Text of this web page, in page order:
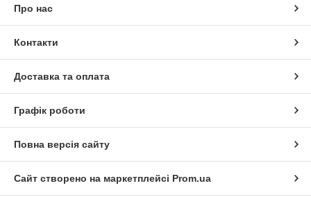
Про нас
Контакти
Доставка та оплата
Графік роботи
Повна версія сайту
Сайт створено на маркетплейсі Prom.ua